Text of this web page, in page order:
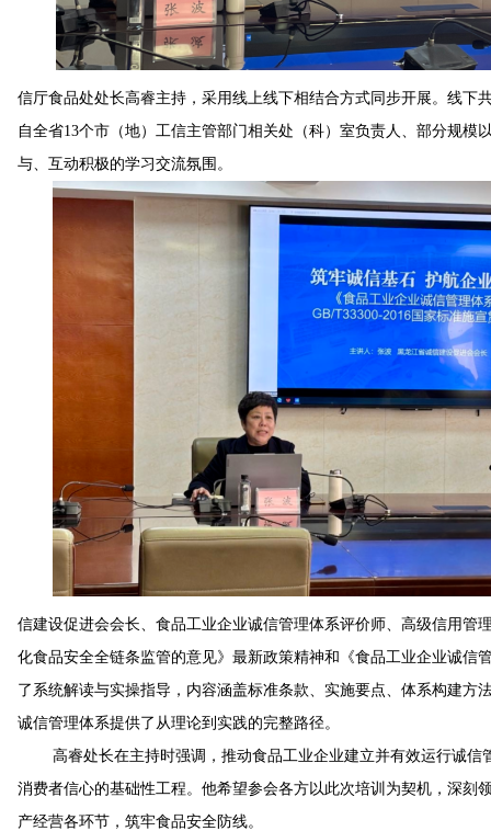
信厅食品处处长高睿主持，采用线上线下相结合方式同步开展。线下
自全省13个市（地）工信主管部门相关处（科）室负责人、部分规模
与、互动积极的学习交流氛围。
信建设促进会会长、食品工业企业诚信管理体系评价师、高级信用管
化食品安全全链条监管的意见》最新政策精神和《食品工业企业诚信
了系统解读与实操指导，内容涵盖标准条款、实施要点、体系构建方
诚信管理体系提供了从理论到实践的完整路径。
高睿处长在主持时强调，推动食品工业企业建立并有效运行诚
消费者信心的基础性工程。他希望参会各方以此次培训为契机，深刻
产经营各环节，筑牢食品安全防线。